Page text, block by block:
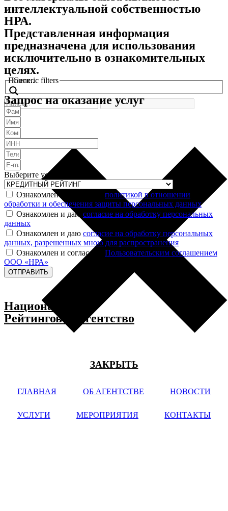
интеллектуальной собственностью
НРА.
Представленная информация
предназначена для использования
исключительно в ознакомительных
целях.
Поиск..
Generic filters
Запрос на оказание услуг
Выберите услугу
Ознакомлен и согласен с политикой в отношении
обработки и обеспечения защиты персональных данных
Ознакомлен и даю согласие на обработку персональных
данных
Ознакомлен и даю согласие на обработку персональных
данных, разрешенных мною для распространения
Ознакомлен и согласен с Пользовательским соглашением
ООО «НРА»
ОТПРАВИТЬ
Национальное
Рейтинговое Агентство
ЗАКРЫТЬ
ГЛАВНАЯ ОБ АГЕНТСТВЕ НОВОСТИ
УСЛУГИ МЕРОПРИЯТИЯ КОНТАКТЫ